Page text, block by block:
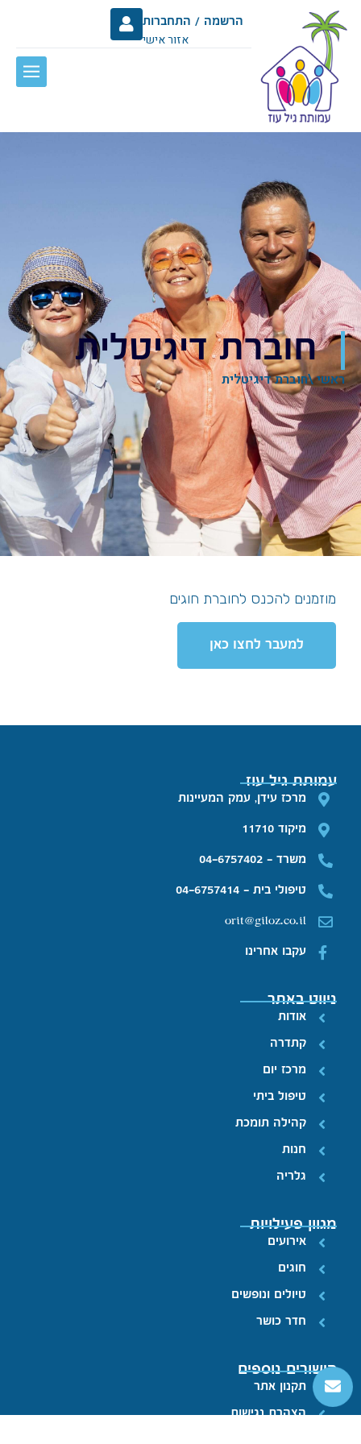
הרשמה / התחברות
אזור אישי
חוברת דיגיטלית
ראשי \חוברת דיגיטלית
מוזמנים להכנס לחוברת חוגים
למעבר לחצו כאן
עמותת גיל עוז
מרכז עידן, עמק המעיינות
מיקוד 11710
משרד - 04-6757402
טיפולי בית - 04-6757414
orit@giloz.co.il
עקבו אחרינו
ניווט באתר
אודות
קתדרה
מרכז יום
טיפול ביתי
קהילה תומכת
חנות
גלריה
מגוון פעילויות
אירועים
חוגים
טיולים ונופשים
חדר כושר
קישורים נוספים
תקנון אתר
הצהרת נגישות